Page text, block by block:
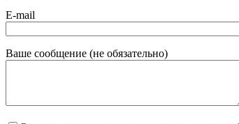
E-mail
Ваше сообщение (не обязательно)